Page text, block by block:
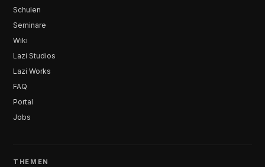
Schulen
Seminare
Wiki
Lazi Studios
Lazi Works
FAQ
Portal
Jobs
THEMEN